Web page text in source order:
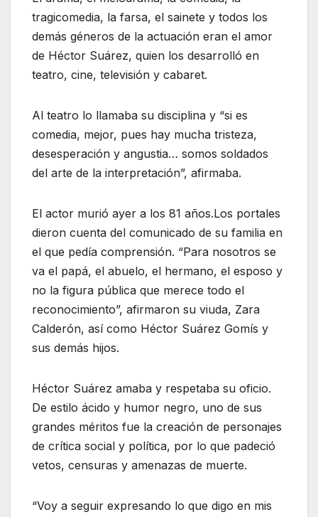
tragicomedia, la farsa, el sainete y todos los
demás géneros de la actuación eran el amor
de Héctor Suárez, quien los desarrolló en
teatro, cine, televisión y cabaret.
Al teatro lo llamaba su disciplina y si es
comedia, mejor, pues hay mucha tristeza,
desesperación y angustia… somos soldados
del arte de la interpretación , afirmaba.
El actor murió ayer a los 81 años.Los portales
dieron cuenta del comunicado de su familia en
el que pedía comprensión.
Para nosotros se
va el papá, el abuelo, el hermano, el esposo y
no la figura pública que merece todo el
reconocimiento , afirmaron su viuda, Zara
Calderón, así como Héctor Suárez Gomís y
sus demás hijos.
Héctor Suárez amaba y respetaba su oficio.
De estilo ácido y humor negro, uno de sus
grandes méritos fue la creación de personajes
de crítica social y política, por lo que padeció
vetos, censuras y amenazas de muerte.
Voy a seguir expresando lo que digo en mis